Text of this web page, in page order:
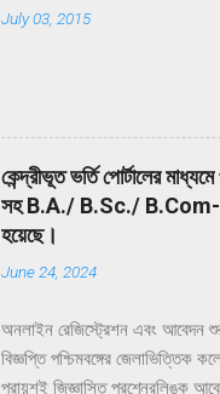
July 03, 2015
কেন্দ্রীভূত ভর্তি পোর্টালের
সহ B.A./ B.Sc./ B.Com-এ
হয়েছে।
June 24, 2024
অনলাইন রেজিস্ট্রেশন এবং আবেদন
বিজ্ঞপ্তি পশ্চিমবঙ্গের জেলাভিত্তিক
প্রায়শই জিজ্ঞাসিত প্রশ্নেরলিঙ্ক